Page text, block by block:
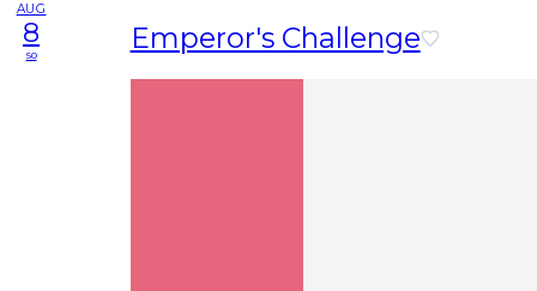
AUG
8
so Emperor's Challenge